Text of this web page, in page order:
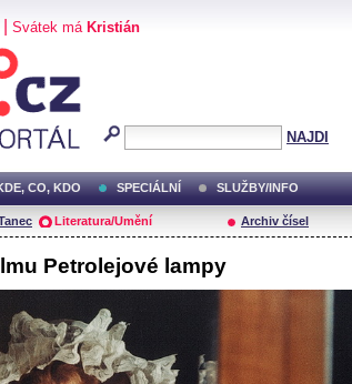
Svátek má Kristián
NAJDI
CO, KDO SPECIÁLNÍ SLUŽBY/INFO
Literatura/Umění Archiv čísel
Petrolejové lampy